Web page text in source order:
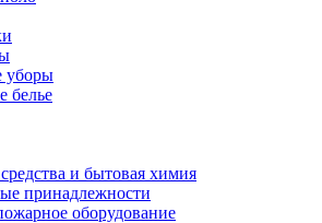
уборы
белье
и бытовая химия
принадлежности
оборудование